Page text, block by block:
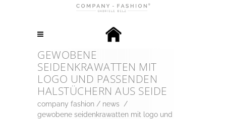
GEWOBENE
SEIDENKRAWATTEN MIT
LOGO UND PASSENDEN
HALSTÜCHERN AUS SEIDE
company fashion / news /
gewobene seidenkrawatten mit logo und